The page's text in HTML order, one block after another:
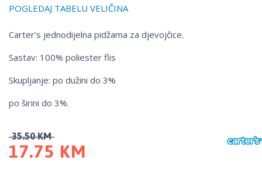
POGLEDAJ TABELU VELIČINA
Carter’s jednodijelna pidžama za djevojčice.
Sastav: 100% poliester flis
Skupljanje: po dužini do 3%
po širini do 3%.
35.50KM
17.75 KM